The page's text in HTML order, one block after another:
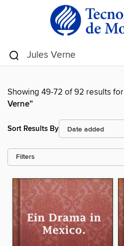
Showing 49-72 of 92 results for
Verne”
Sort Results By
Filters